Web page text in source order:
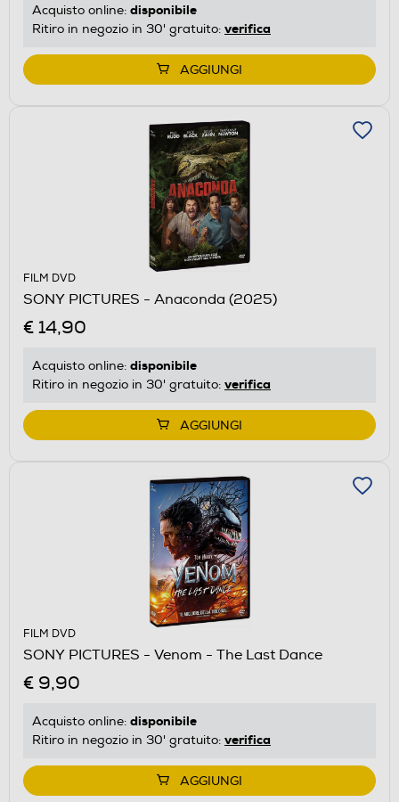
Acquisto online: disponibile
Ritiro in negozio in 30' gratuito: verifica
AGGIUNGI
FILM DVD
SONY PICTURES - Anaconda (2025)
€ 14,90
Acquisto online: disponibile
Ritiro in negozio in 30' gratuito: verifica
AGGIUNGI
FILM DVD
SONY PICTURES - Venom - The Last Dance
€ 9,90
Acquisto online: disponibile
Ritiro in negozio in 30' gratuito: verifica
AGGIUNGI